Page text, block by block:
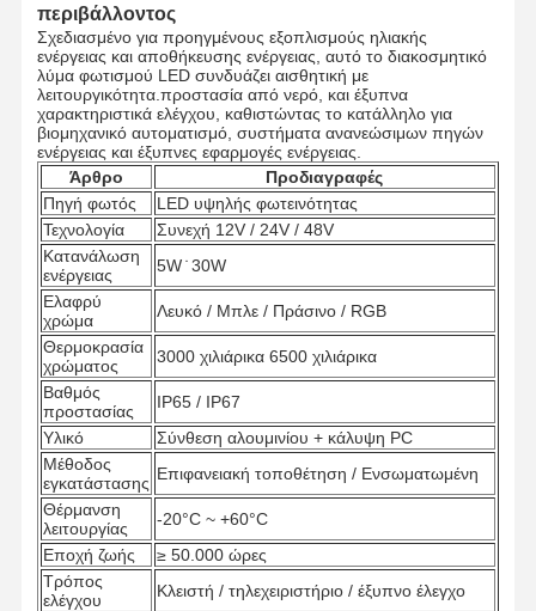
περιβάλλοντος
Σχεδιασμένο για προηγμένους εξοπλισμούς ηλιακής
ενέργειας και αποθήκευσης ενέργειας, αυτό το διακοσμητικό
λύμα φωτισμού LED συνδυάζει αισθητική με
λειτουργικότητα.προστασία από νερό, και έξυπνα
χαρακτηριστικά ελέγχου, καθιστώντας το κατάλληλο για
βιομηχανικό αυτοματισμό, συστήματα ανανεώσιμων πηγών
ενέργειας και έξυπνες εφαρμογές ενέργειας.
Άρθρο
Προδιαγραφές
Πηγή φωτός
LED υψηλής φωτεινότητας
Τεχνολογία
Συνεχή 12V / 24V / 48V
Κατανάλωση
ενέργειας
5W ̇ 30W
Ελαφρύ
χρώμα
Λευκό / Μπλε / Πράσινο / RGB
Θερμοκρασία
χρώματος
3000 χιλιάρικα 6500 χιλιάρικα
Βαθμός
προστασίας
IP65 / IP67
Υλικό
Σύνθεση αλουμινίου + κάλυψη PC
Μέθοδος
εγκατάστασης Επιφανειακή τοποθέτηση / Ενσωματωμένη
Θέρμανση
λειτουργίας
-20°C ~ +60°C
Εποχή ζωής
≥ 50.000 ώρες
Τρόπος
ελέγχου
Κλειστή / τηλεχειριστήριο / έξυπνο έλεγχο